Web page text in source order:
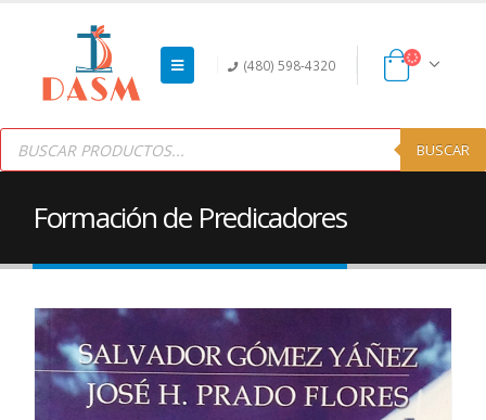
(480) 598-4320
Products
search BUSCAR
Formación de Predicadores